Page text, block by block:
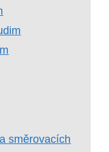
směrovacích